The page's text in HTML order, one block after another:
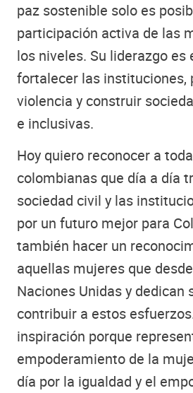
paz sostenible solo es
participación activa de las
los niveles. Su liderazgo es
fortalecer las instituciones,
violencia y construir
e inclusivas.
Hoy quiero reconocer a
colombianas que día a día
sociedad civil y las
por un futuro mejor para
también hacer un
aquellas mujeres que
Naciones Unidas y dedican
contribuir a estos
inspiración porque
empoderamiento de la
día por la igualdad y el